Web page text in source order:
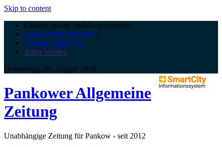
Skip to content
Einfach.SmartCity.Machen:Berlin! -
Artikel veröffentlichen |
Anzeige aufgeben |
Autor werden
Donnerstag, 06. August 2026
Pankower Allgemeine
Zeitung
Unabhängige Zeitung für Pankow - seit 2012